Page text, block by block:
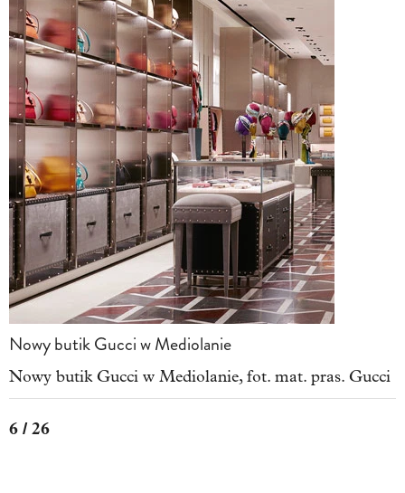
Nowy butik Gucci w Mediolanie
Nowy butik Gucci w Mediolanie, fot. mat. pras. Gucci
6 / 26